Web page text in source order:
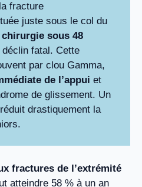
fracture
juste sous le col du
sous 48
fatal. Cette
par clou Gamma,
de l’appui et
de glissement. Un
drastiquement la
fractures de l’extrémité
atteindre 58 % à un an